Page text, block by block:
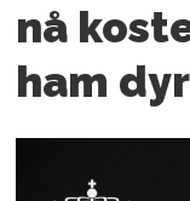
nå
ham